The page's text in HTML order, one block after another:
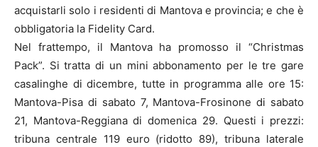
acquistarli solo i residenti di Mantova e provincia; e che è
obbligatoria la Fidelity Card.
Nel frattempo, il Mantova ha promosso il “Christmas
Pack”. Si tratta di un mini abbonamento per le tre gare
casalinghe di dicembre, tutte in programma alle ore 15:
Mantova-Pisa di sabato 7, Mantova-Frosinone di sabato
21, Mantova-Reggiana di domenica 29. Questi i prezzi:
tribuna centrale 119 euro (ridotto 89), tribuna laterale